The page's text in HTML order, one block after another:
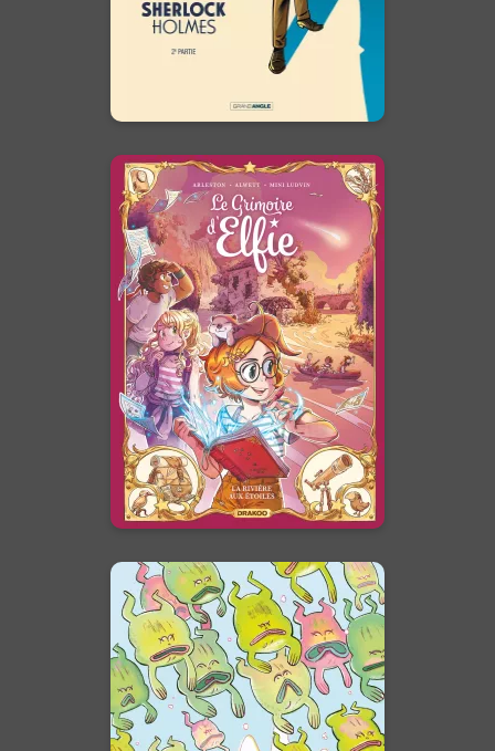
En voir +
Le Grimoire d'Elfie
Vol. 07 - Histoire
Complète
Date de parution :
28/10/2026
Une aventure où le plus puissant
des pouvoirs se révèle être celui
de l'imagination.
En voir +
Le complot des
grenouilles
Date de parution :
29/04/2026
Sous la mare, un complot se
prépare…